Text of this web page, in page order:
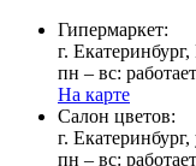
Гипермаркет:
г.
пн – вс:
На карте
Cалон цветов:
г.
пн – вс: